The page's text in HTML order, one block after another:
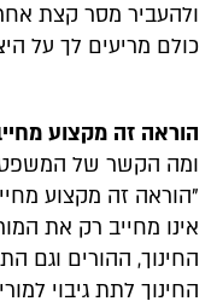
ולהעביר מסר קצת
כולם מריעים לך על
הוראה זה מקצוע
ומה הקשר של המשפט
"הוראה זה מקצוע
אינו מחייב רק את
החינוך, ההורים וגם
החינוך לתת גיבוי